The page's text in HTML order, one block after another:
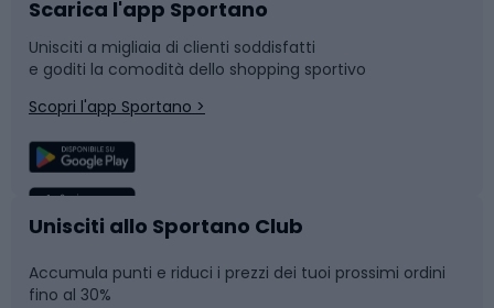
Bushcraft
Corsa
Sport di squadra
Caschi da ciclismo
Skitouring
Slitte e slittini
Snowboard
Camminata nordica
Nuoto
Pattinaggio
Scarica l'app Sportano
Unisciti a migliaia di clienti soddisfatti
e goditi la comodità dello shopping sportivo
Scopri l'app Sportano >
Unisciti allo Sportano Club
Accumula punti e riduci i prezzi dei tuoi prossimi ordini
fino al 30%